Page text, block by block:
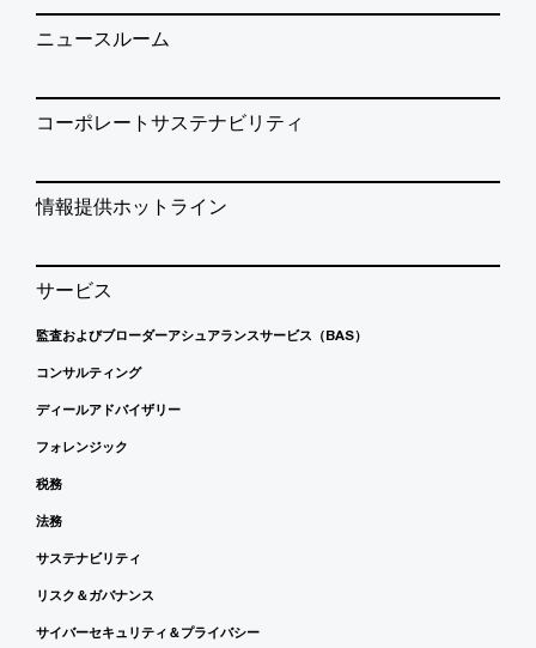
ニュースルーム
コーポレートサステナビリティ
情報提供ホットライン
サービス
監査およびブローダーアシュアランスサービス（BAS）
コンサルティング
ディールアドバイザリー
フォレンジック
税務
法務
サステナビリティ
リスク＆ガバナンス
サイバーセキュリティ＆プライバシー